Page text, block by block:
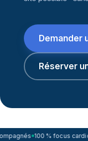
Demander
Réserver
100 % focus